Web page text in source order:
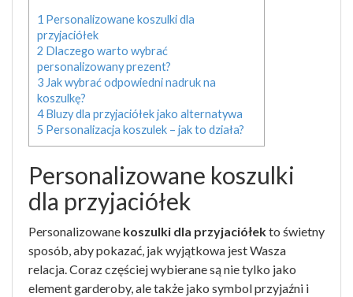
1 Personalizowane koszulki dla
przyjaciółek
2 Dlaczego warto wybrać
personalizowany prezent?
3 Jak wybrać odpowiedni nadruk na
koszulkę?
4Bluzy dla przyjaciółek jako alternatywa
5 Personalizacja koszulek – jak to działa?
Personalizowane koszulki
dla przyjaciółek
Personalizowane koszulki dla przyjaciółekto świetny
sposób, aby pokazać, jak wyjątkowa jest Wasza
relacja. Coraz częściej wybierane są nie tylko jako
element garderoby, ale także jako symbol przyjaźni i